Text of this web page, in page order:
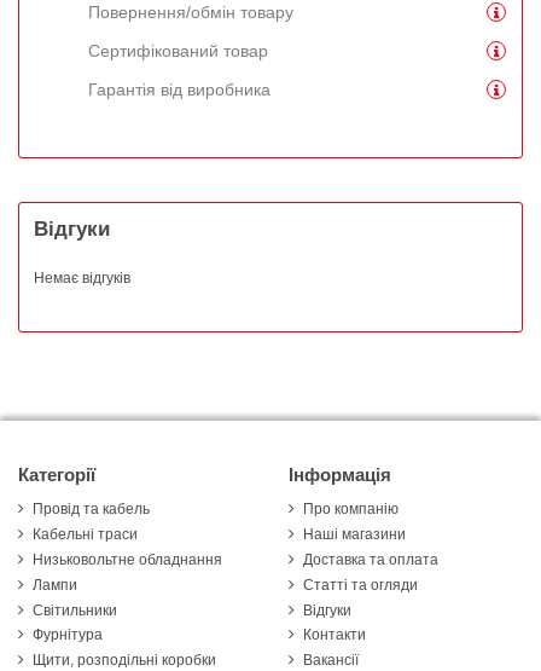
Повернення/обмін товару
Сертифікований товар
Гарантія від виробника
Відгуки
Немає відгуків
Категорії
Провід та кабель
Кабельні траси
Низьковольтне обладнання
Лампи
Світильники
Фурнітура
Щити, розподільні коробки
Інформація
Про компанію
Наші магазини
Доставка та оплата
Статті та огляди
Відгуки
Контакти
Вакансії